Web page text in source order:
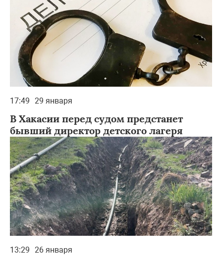
17:49 29 января
В Хакасии перед судом предстанет
бывший директор детского лагеря
13:29 26 января